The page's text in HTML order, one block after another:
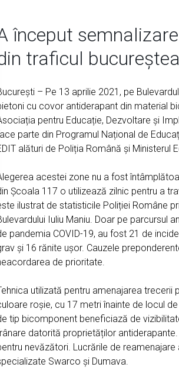
început
traficul
– Pe 13 aprilie 2021, pe
cu covor antiderapant din material
pentru Educație, Dezvoltare și
parte din Programul Național de
alături de Poliția Română și Ministerul
acestei zone nu a fost
Școala 117 o utilizează zilnic pentru a
ilustrat de statisticile Poliției Române
Iuliu Maniu. Doar pe parcursul
pandemia COVID-19, au fost 21 de
și 16 rănite ușor. Cauzele
de prioritate.
utilizată pentru amenajarea trecerii
roșie, cu 17 metri înainte de locul
tip bicomponent beneficiază de
datorită proprietăților
nevăzători. Lucrările de
Swarco și Dumava.